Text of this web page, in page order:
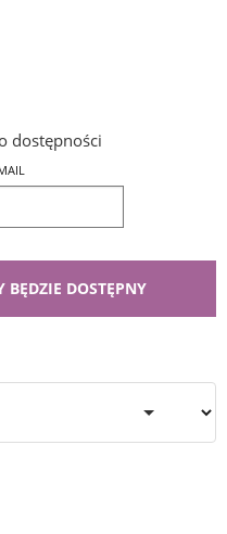
dostępności